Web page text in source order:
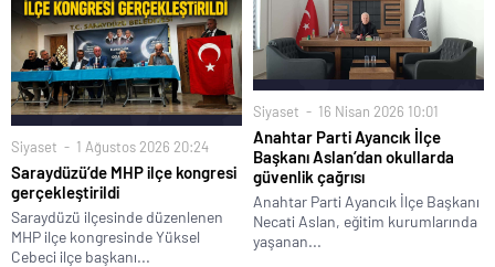
Siyaset 1 Ağustos 2026 20:24
Saraydüzü’de MHP ilçe kongresi
gerçekleştirildi
Saraydüzü ilçesinde düzenlenen
MHP ilçe kongresinde Yüksel
Cebeci ilçe başkanı...
Siyaset 16 Nisan 2026 10:01
Anahtar Parti Ayancık İlçe
Başkanı Aslan’dan okullarda
güvenlik çağrısı
Anahtar Parti Ayancık İlçe Başkanı
Necati Aslan, eğitim kurumlarında
yaşanan...